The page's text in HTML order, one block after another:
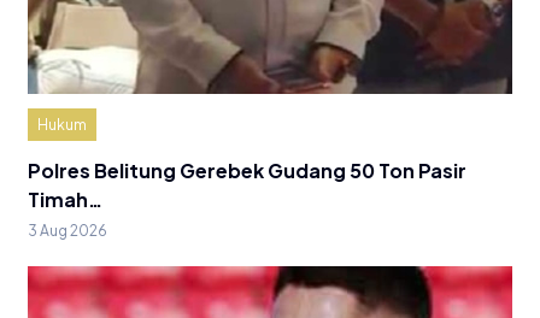
Hukum
Polres Belitung Gerebek Gudang 50 Ton Pasir
Timah…
3 Aug 2026